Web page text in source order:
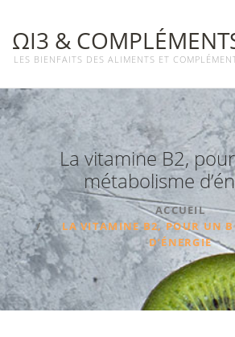
ΩΙ3 &
LES BIENFAITS DES ALIMENTS ET
La vitamine B2,
métabolisme
ACCUEIL
LA VITAMINE B2, POUR UN
D’ÉNERGIE